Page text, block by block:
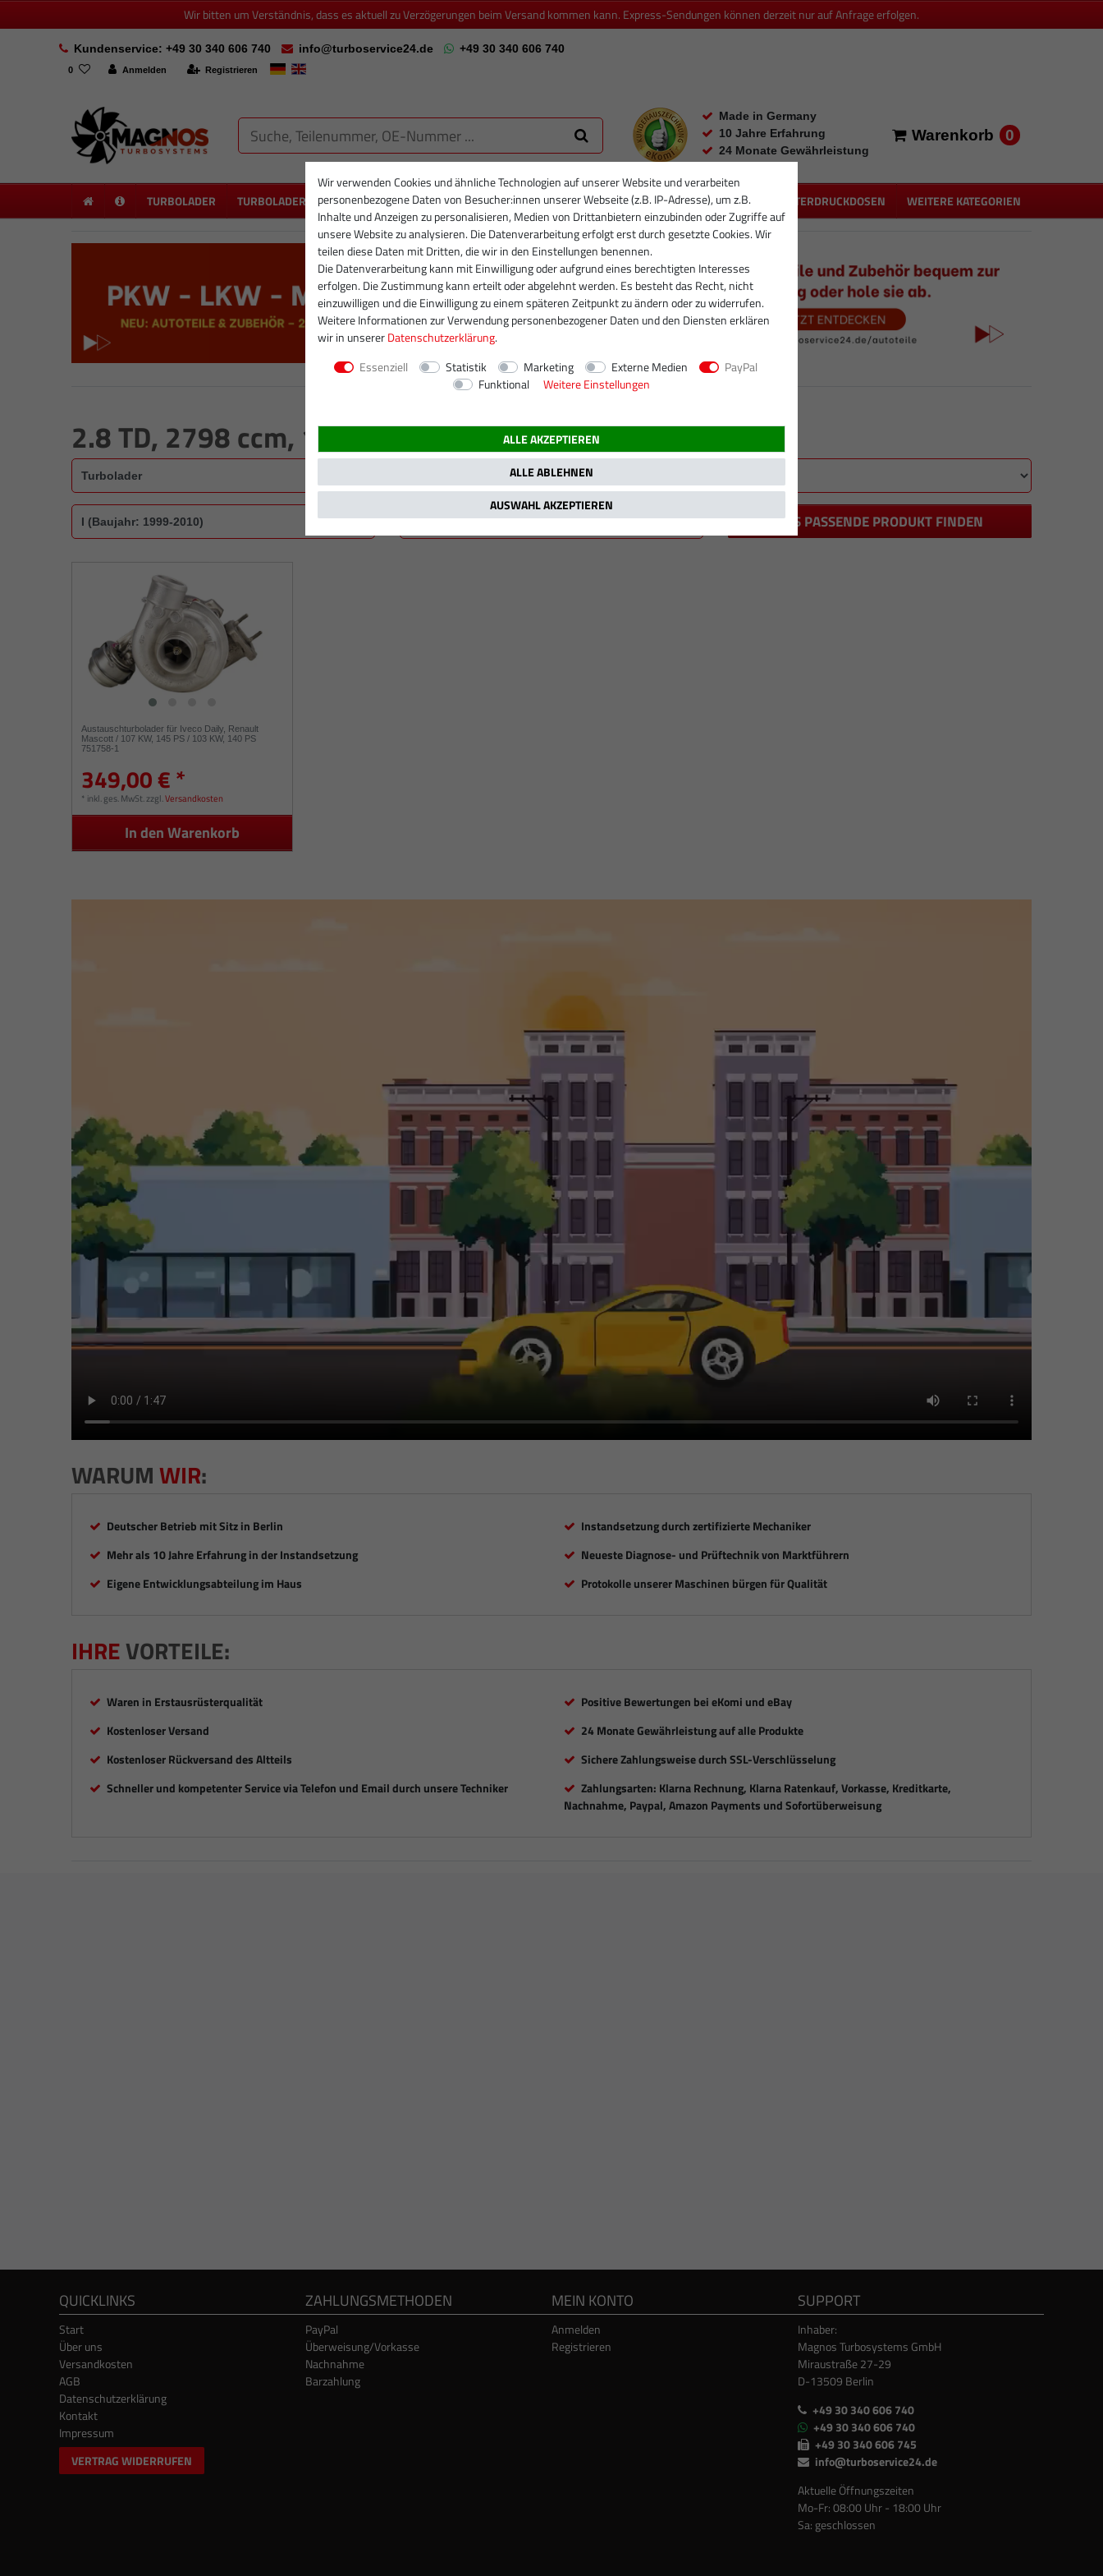
Wir bitten um Verständnis, dass es aktuell zu Verzögerungen beim Versand kommen kann. Express-Sendungen können derzeit nur auf Anfrage erfolgen.
Kundenservice: +49 30 340 606 740 info@turboservice24.de +49 30 340 606 740
0 Anmelden Registrieren
Made in Germany
10 Jahre Erfahrung
24 Monate Gewährleistung
Warenkorb 0
TURBOLADER TURBOLADER NEU PARTIKELFILTER PARTIKELFILTER NEU INJEKTOREN RUMPFGRUPPEN UNTERDRUCKDOSEN WEITERE KATEGORIEN
2.8 TD, 2798 ccm, 103 kW / 140 PS
DAS PASSENDE PRODUKT FINDEN
Austauschturbolader für Iveco Daily, Renault
Mascott / 107 KW, 145 PS / 103 KW, 140 PS
751758-1
349,00 € *
* inkl. ges. MwSt.zzgl.Versandkosten
In den Warenkorb
WARUMWIR:
Deutscher Betrieb mit Sitz in Berlin
Mehr als 10 Jahre Erfahrung in der Instandsetzung
Eigene Entwicklungsabteilung im Haus
Instandsetzung durch zertifizierte Mechaniker
Neueste Diagnose- und Prüftechnik von Marktführern
Protokolle unserer Maschinen bürgen für Qualität
IHREVORTEILE:
Waren in Erstausrüsterqualität
Kostenloser Versand
Kostenloser Rückversand des Altteils
Schneller und kompetenter Service via Telefon und Email durch unsere Techniker
Positive Bewertungen bei eKomi und eBay
24 Monate Gewährleistung auf alle Produkte
Sichere Zahlungsweise durch SSL-Verschlüsselung
Zahlungsarten: Klarna Rechnung, Klarna Ratenkauf, Vorkasse, Kreditkarte,
Nachnahme, Paypal, Amazon Payments und Sofortüberweisung
QUICKLINKS
Start
Über uns
Versandkosten
AGB
Datenschutzerklärung
Kontakt
Impressum
VERTRAG WIDERRUFEN
ZAHLUNGSMETHODEN
PayPal
Überweisung/Vorkasse
Nachnahme
Barzahlung
MEIN KONTO
Anmelden
Registrieren
SUPPORT
Inhaber:
Magnos Turbosystems GmbH
Miraustraße 27-29
D-13509 Berlin
+49 30 340 606 740
+49 30 340 606 740
+49 30 340 606 745
info@turboservice24.de
Aktuelle Öffnungszeiten
Mo-Fr: 08:00 Uhr - 18:00 Uhr
Sa: geschlossen
Wir verwenden Cookies und ähnliche Technologien auf unserer Website und verarbeiten
personenbezogene Daten von Besucher:innen unserer Webseite (z.B. IP-Adresse), um z.B.
Inhalte und Anzeigen zu personalisieren, Medien von Drittanbietern einzubinden oder Zugriffe auf
unsere Website zu analysieren. Die Datenverarbeitung erfolgt erst durch gesetzte Cookies. Wir
teilen diese Daten mit Dritten, die wir in den Einstellungen benennen.
Die Datenverarbeitung kann mit Einwilligung oder aufgrund eines berechtigten Interesses
erfolgen. Die Zustimmung kann erteilt oder abgelehnt werden. Es besteht das Recht, nicht
einzuwilligen und die Einwilligung zu einem späteren Zeitpunkt zu ändern oder zu widerrufen.
Weitere Informationen zur Verwendung personenbezogener Daten und den Diensten erklären
wir in unsererDaten­schutz­erklärung.
Essenziell
Statistik Marketing Externe Medien
PayPal
Funktional
Weitere Einstellungen
ALLE AKZEPTIEREN
ALLE ABLEHNEN
AUSWAHL AKZEPTIEREN